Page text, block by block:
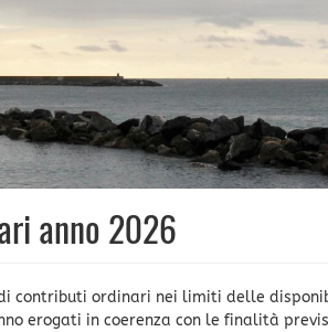
anno 2026
contributi ordinari nei limiti delle
erogati in coerenza con le finalità